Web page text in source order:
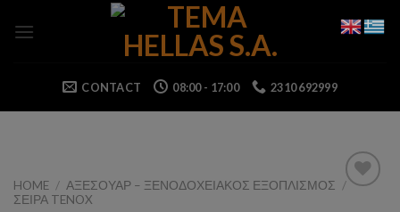
CONTACT 08:00 - 17:00 2310 692999
HOME / ΑΞΕΣΟΥΑΡ – ΞΕΝΟΔΟΧΕΙΑΚΟΣ ΕΞΟΠΛΙΣΜΟΣ /
ΣΕΙΡΑ TENOX